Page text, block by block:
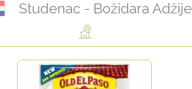
Studenac - Božidara Adžije